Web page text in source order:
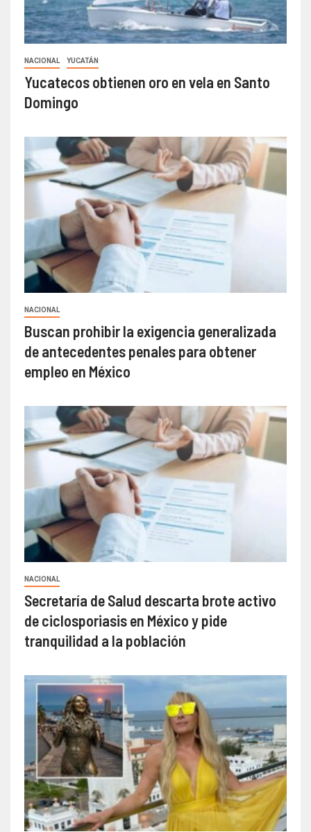
NACIONAL YUCATÁN
Yucatecos obtienen oro en vela en Santo
Domingo
NACIONAL
Buscan prohibir la exigencia generalizada
de antecedentes penales para obtener
empleo en México
NACIONAL
Secretaría de Salud descarta brote activo
de ciclosporiasis en México y pide
tranquilidad a la población